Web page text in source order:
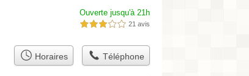
Ouverte jusqu'à 21h
3,0 étoiles sur 5 21 avis
Horaires Téléphone